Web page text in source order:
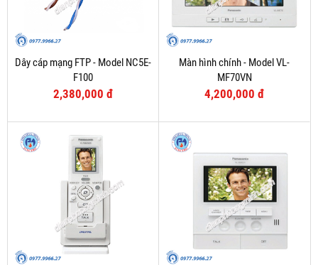
Dây cáp mạng FTP - Model NC5E-
F100
2,380,000 đ
Màn hình chính - Model VL-
MF70VN
4,200,000 đ